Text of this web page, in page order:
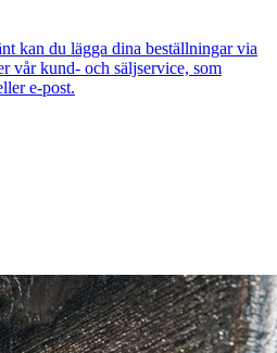
kan du lägga dina beställningar via
vår kund- och säljservice, som
e-post.